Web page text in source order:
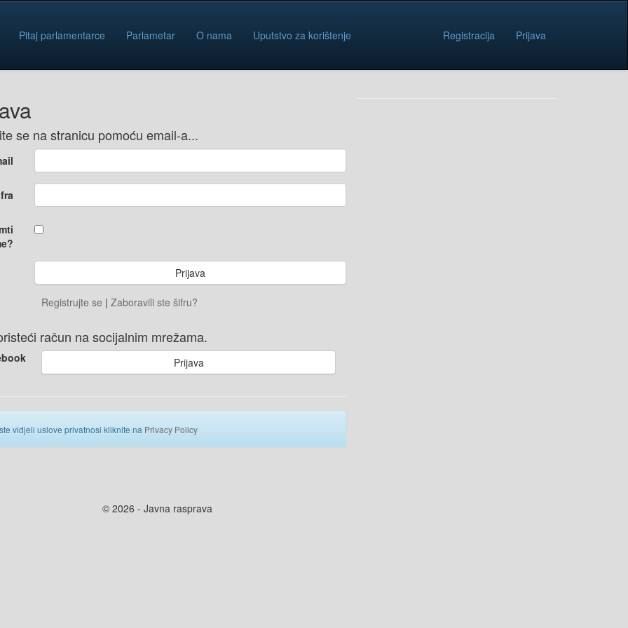
Pitaj parlamentarce Parlametar O nama Uputstvo za korištenje Registracija Prijava
se na stranicu pomoću email-a...
Registrujte se | Zaboravili ste šifru?
račun na socijalnim mrežama.
Prijava
vidjeli uslove privatnosi kliknite na Privacy Policy
© 2026 - Javna rasprava